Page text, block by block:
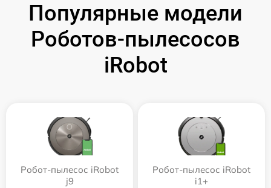
Популярные модели
Роботов-пылесосов
iRobot
Робот-пылесос iRobot
j9
Робот-пылесос iRobot
i1+